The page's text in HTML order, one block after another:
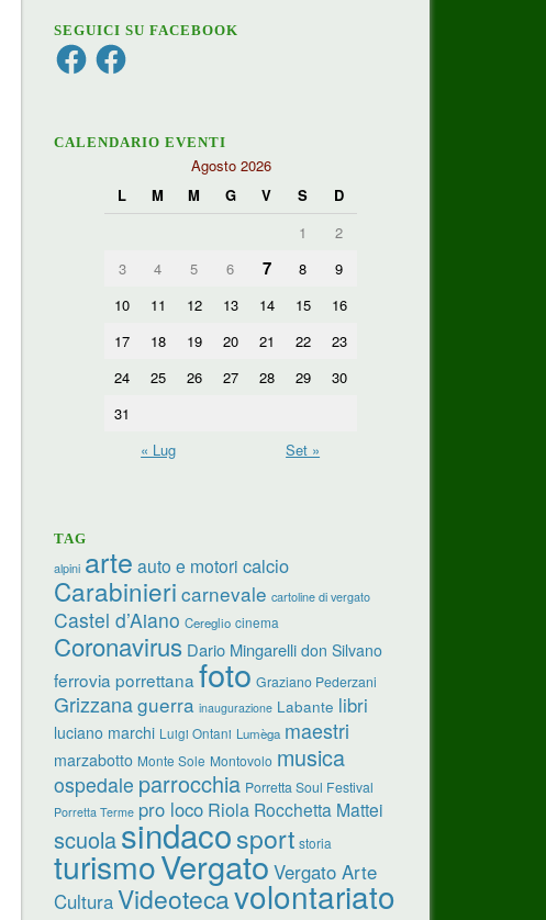
SEGUICI SU FACEBOOK
FacebookFacebook
CALENDARIO EVENTI
Agosto 2026
L
M M G V S
D
1
2
3
4 5 6 7 8
9
10
11 12 13 14 15
16
17
18 19 20 21 22
23
24
25 26 27 28 29
30
31
« Lug
Set »
TAG
alpini arte auto e motori calcio
Carabinieri carnevale cartoline di vergato
Castel d’Aiano Cereglio cinema
Coronavirus Dario Mingarelli don Silvano
ferrovia porrettana foto Graziano Pederzani
Grizzanaguerra inaugurazione Labante libri
luciano marchi Luigi Ontani Lumèga maestri
marzabotto Monte Sole Montovolo musica
ospedale parrocchia Porretta Soul Festival
Porretta Terme pro loco Riola Rocchetta Mattei
scuolasindacosport storia
turismoVergato Vergato Arte
CulturaVideotecavolontariato